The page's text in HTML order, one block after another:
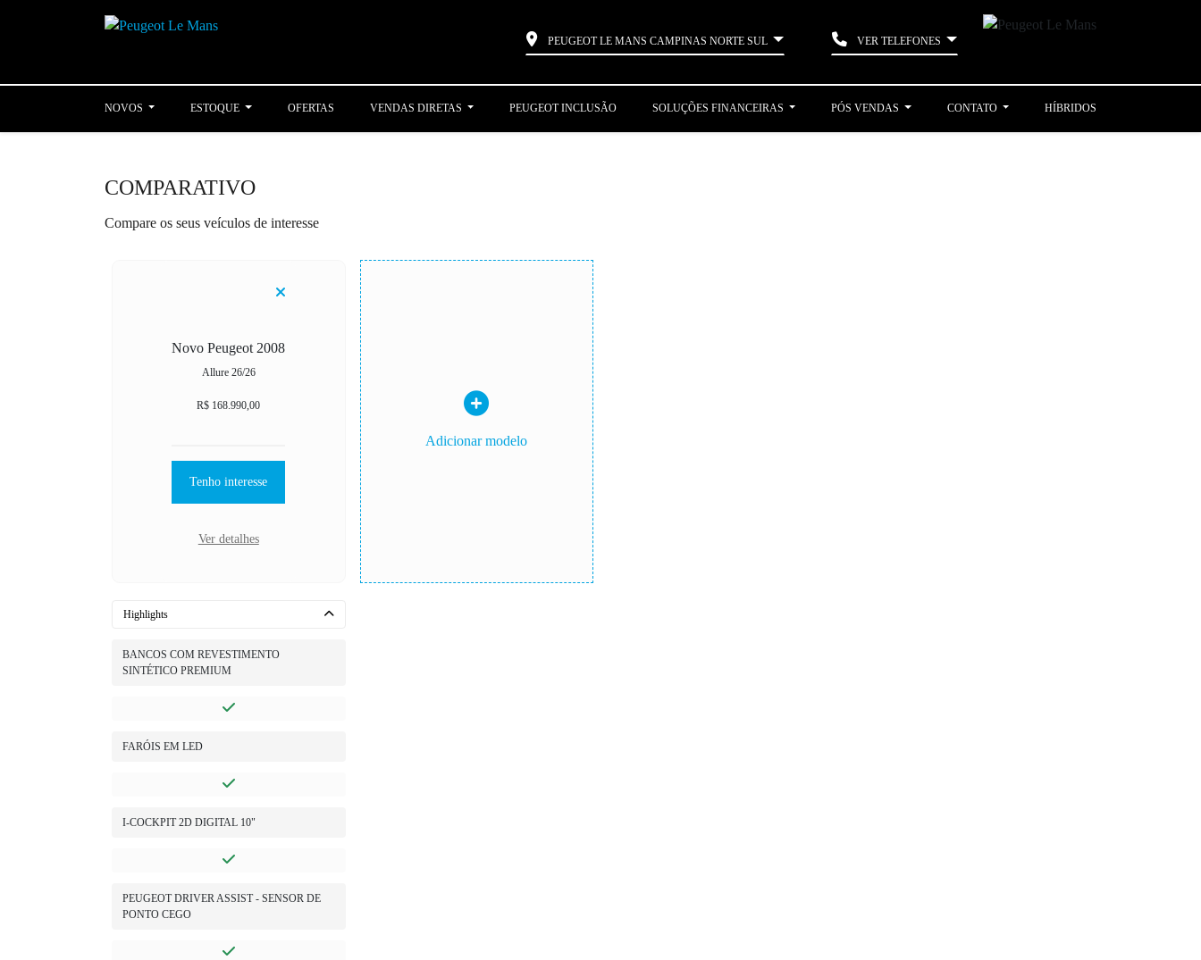
PEUGEOT LE MANS CAMPINAS NORTE SUL VER TELEFONES
NOVOS ESTOQUE OFERTAS VENDAS DIRETAS PEUGEOT INCLUSÃO SOLUÇÕES FINANCEIRAS PÓS VENDAS CONTATO HÍBRIDOS
COMPARATIVO
Compare os seus veículos de interesse
Novo Peugeot 2008
Allure 26/26
R$ 168.990,00
Tenho interesse
Ver detalhes
Adicionar modelo
Highlights
BANCOS COM REVESTIMENTO
SINTÉTICO PREMIUM
FARÓIS EM LED
I-COCKPIT 2D DIGITAL 10"
PEUGEOT DRIVER ASSIST - SENSOR DE
PONTO CEGO